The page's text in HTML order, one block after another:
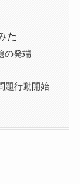
た
の発端
題行動開始